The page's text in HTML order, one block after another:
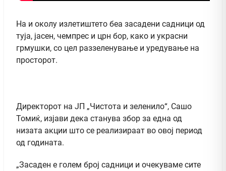
На и околу излетиштето беа засадени садници од
туја, јасен, чемпрес и црн бор, како и украсни
грмушки, со цел раззеленување и уредување на
просторот.
Директорот на ЈП „Чистота и зеленило“, Сашо
Томиќ, изјави дека станува збор за една од
низата акции што се реализираат во овој период
од годината.
„Засаден е голем број садници и очекуваме сите